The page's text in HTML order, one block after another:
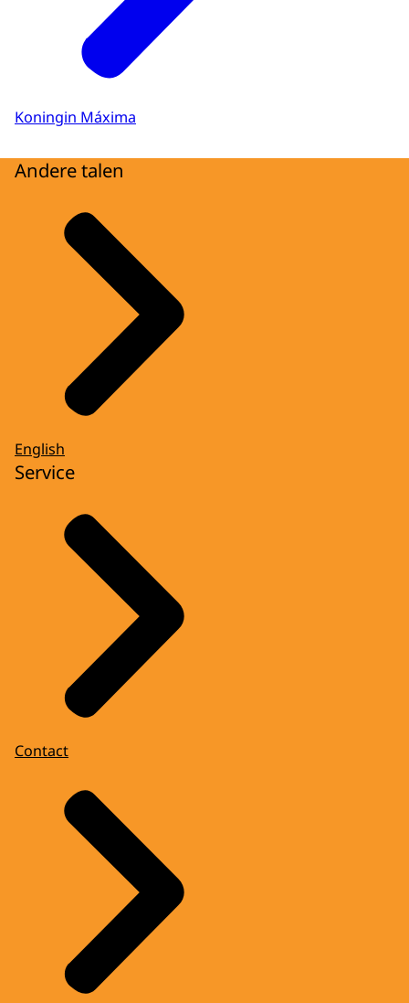
Koningin Máxima
Andere talen
English
Service
Contact